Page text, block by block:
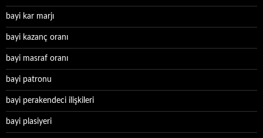
bayi kar marjı
bayi kazanç oranı
bayi masraf oranı
bayi patronu
bayi perakendeci ilişkileri
bayi plasiyeri